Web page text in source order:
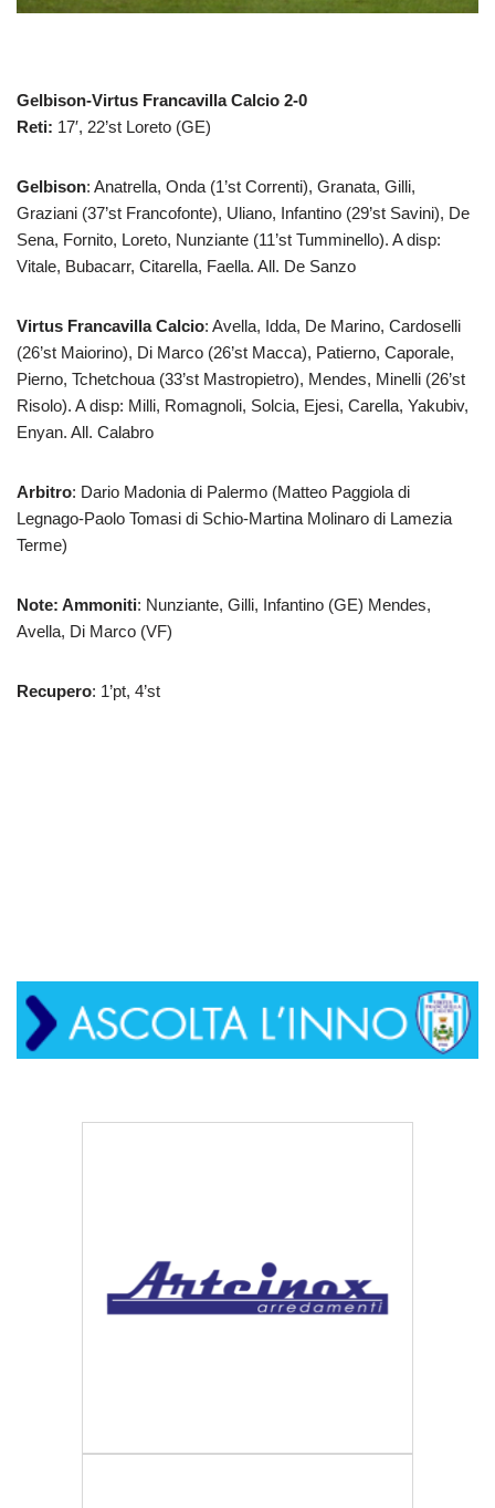
Gelbison-Virtus Francavilla Calcio 2-0
Reti: 17′, 22’st Loreto (GE)
Gelbison: Anatrella, Onda (1’st Correnti), Granata, Gilli,
Graziani (37’st Francofonte), Uliano, Infantino (29’st Savini), De
Sena, Fornito, Loreto, Nunziante (11’st Tumminello). A disp:
Vitale, Bubacarr, Citarella, Faella. All. De Sanzo
Virtus Francavilla Calcio: Avella, Idda, De Marino, Cardoselli
(26’st Maiorino), Di Marco (26’st Macca), Patierno, Caporale,
Pierno, Tchetchoua (33’st Mastropietro), Mendes, Minelli (26’st
Risolo). A disp: Milli, Romagnoli, Solcia, Ejesi, Carella, Yakubiv,
Enyan. All. Calabro
Arbitro: Dario Madonia di Palermo (Matteo Paggiola di
Legnago-Paolo Tomasi di Schio-Martina Molinaro di Lamezia
Terme)
Note: Ammoniti: Nunziante, Gilli, Infantino (GE) Mendes,
Avella, Di Marco (VF)
Recupero: 1’pt, 4’st